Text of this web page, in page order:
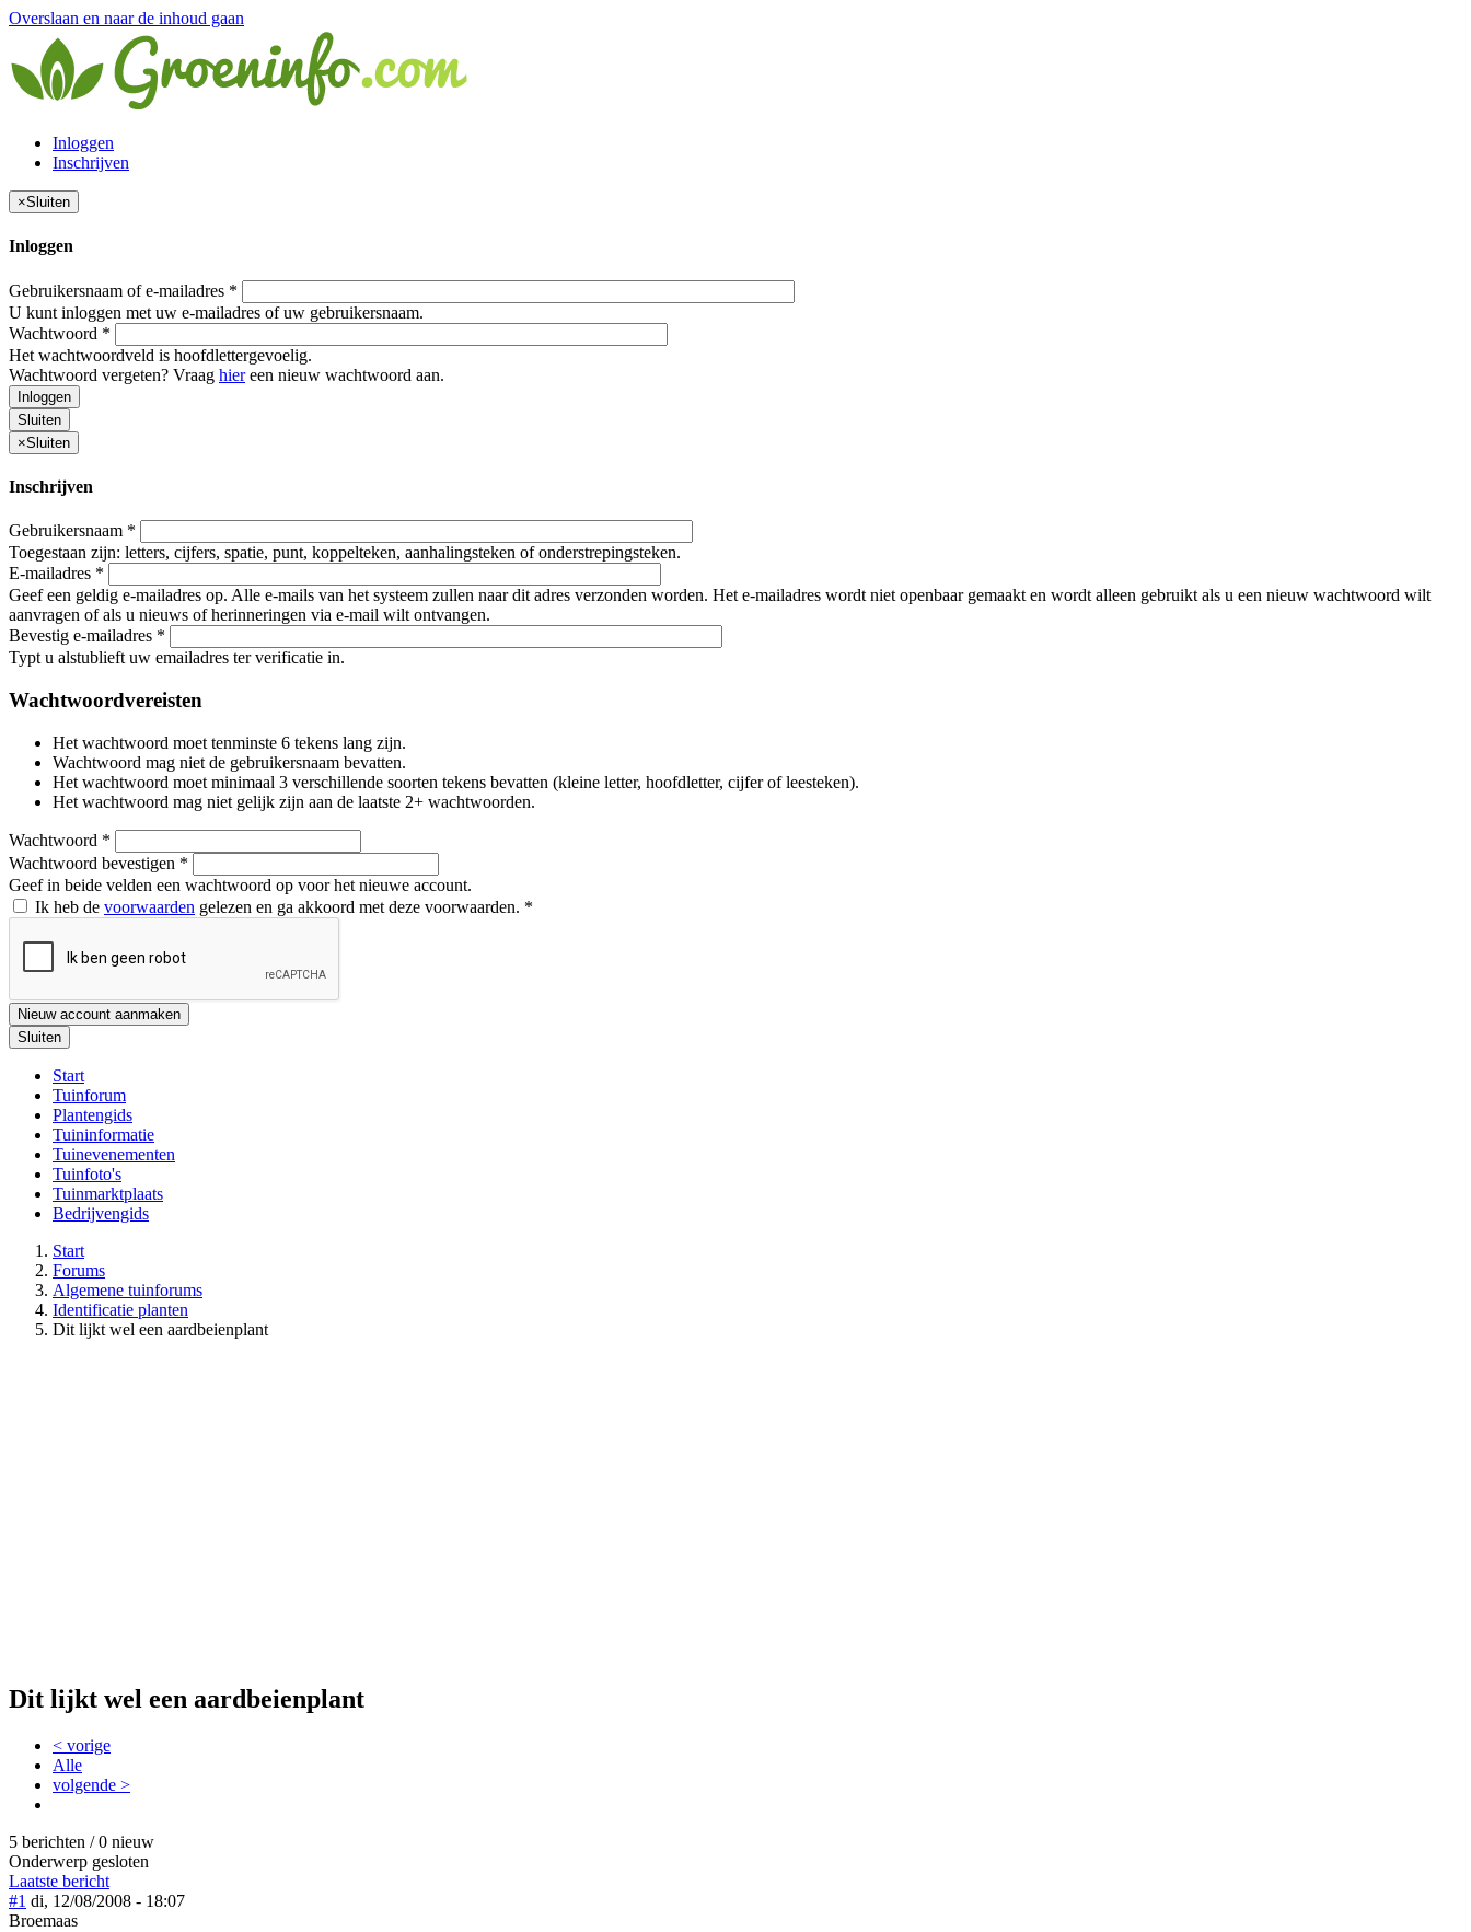
Overslaan en naar de inhoud gaan
Inloggen
Inschrijven
×Sluiten
Inloggen
Gebruikersnaam of e-mailadres *
U kunt inloggen met uw e-mailadres of uw gebruikersnaam.
Wachtwoord *
Het wachtwoordveld is hoofdlettergevoelig.
Wachtwoord vergeten? Vraag hiereen nieuw wachtwoord aan.
Inloggen
Sluiten
×Sluiten
Inschrijven
Gebruikersnaam *
Toegestaan zijn: letters, cijfers, spatie, punt, koppelteken, aanhalingsteken of onderstrepingsteken.
E-mailadres *
Geef een geldig e-mailadres op. Alle e-mails van het systeem zullen naar dit adres verzonden worden. Het e-mailadres wordt niet openbaar gemaakt en wordt alleen gebruikt als u een nieuw wachtwoord wilt
aanvragen of als u nieuws of herinneringen via e-mail wilt ontvangen.
Bevestig e-mailadres *
Typt u alstublieft uw emailadres ter verificatie in.
Wachtwoordvereisten
Het wachtwoord moet tenminste 6 tekens lang zijn.
Wachtwoord mag niet de gebruikersnaam bevatten.
Het wachtwoord moet minimaal 3 verschillende soorten tekens bevatten (kleine letter, hoofdletter, cijfer of leesteken).
Het wachtwoord mag niet gelijk zijn aan de laatste 2+ wachtwoorden.
Wachtwoord *
Wachtwoord bevestigen *
Geef in beide velden een wachtwoord op voor het nieuwe account.
Ik heb de voorwaarden gelezen en ga akkoord met deze voorwaarden. *
Nieuw account aanmaken
Sluiten
Start
Tuinforum
Plantengids
Tuininformatie
Tuinevenementen
Tuinfoto's
Tuinmarktplaats
Bedrijvengids
Start
Forums
Algemene tuinforums
Identificatie planten
Dit lijkt wel een aardbeienplant
Dit lijkt wel een aardbeienplant
< vorige
Alle
volgende >
5 berichten / 0 nieuw
Onderwerp gesloten
Laatste bericht
#1 di, 12/08/2008 - 18:07
Broemaas